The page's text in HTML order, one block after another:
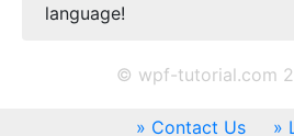
language!
© wpf-tutorial.com
Contact Us